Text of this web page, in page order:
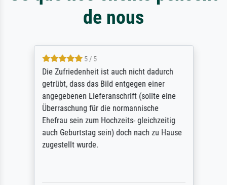
de nous
5 / 5
Die Zufriedenheit ist auch nicht dadurch
getrübt, dass das Bild entgegen einer
angegebenen Lieferanschrift (sollte eine
Überraschung für die normannische
Ehefrau sein zum Hochzeits- gleichzeitig
auch Geburtstag sein) doch nach zu Hause
zugestellt wurde.